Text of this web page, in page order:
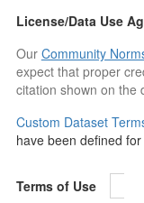
License/Data Use
Our Community
expect that proper
citation shown on the
Custom Dataset
have been defined
Terms of Use